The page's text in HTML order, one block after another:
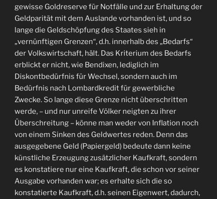
gewisse Goldreserve für Notfälle und zur Erhaltung der
Geldparität mit dem Auslande vorhanden ist, und so
lange die Geldschöpfung des Staates sieh in
„vernünftigen Grenzen“, d.h. innerhalb des „Bedarfs“
der Volkswirtschaft, hält. Das Kriterium des Bedarfs
erblickt er nicht, wie Bendixen, lediglich im
Diskontbedürfnis für Wechsel, sondern auch im
Bedürfnis nach Lombardkredit für gewerbliche
Zwecke. So lange diese Grenze nicht überschritten
werde, – und nur unreife Völker neigten zu ihrer
Überschreitung – könne man weder von Inflation noch
von einem Sinken des Geldwertes reden. Denn das
ausgegebene Geld (Papiergeld) bedeute dann keine
künstliche Erzeugung zusätzlicher Kaufkraft, sondern
es konstatiere nur eine Kaufkraft, die schon vor seiner
Ausgabe vorhanden war; es erhalte sich die so
konstatierte Kaufkraft, d.h. seinen Eigenwert, dadurch,